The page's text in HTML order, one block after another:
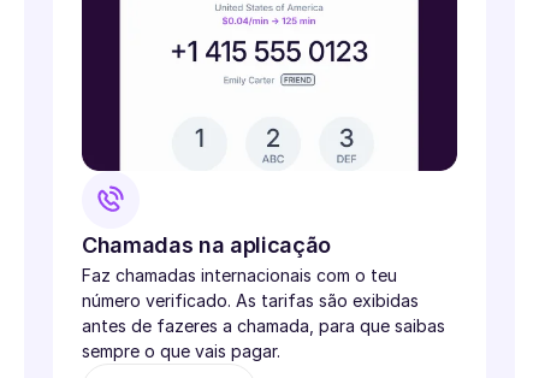
Chamadas na aplicação
Faz chamadas internacionais com o teu
número verificado. As tarifas são exibidas
antes de fazeres a chamada, para que saibas
sempre o que vais pagar.